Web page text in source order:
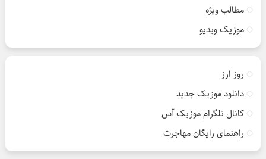
مطالب ویژه
موزیک ویدیو
روز ارز
دانلود موزیک جدید
کانال تلگرام موزیک آس
راهنمای رایگان مهاجرت